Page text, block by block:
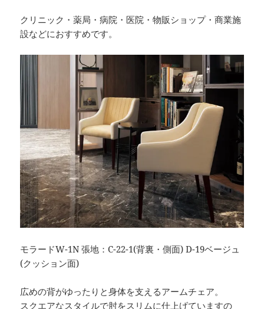
クリニック・薬局・病院・医院・物販ショップ・商業施
設などにおすすめです。
モラードW-1N 張地：C-22-1(背裏・側面) D-19ベージュ
(クッション面)
広めの背がゆったりと身体を支えるアームチェア。
スクエアなスタイルで肘をスリムに仕上げていますの